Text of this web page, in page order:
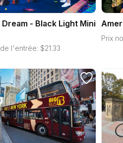
- Black Light Mini
l'entrée: $21.33
Prix